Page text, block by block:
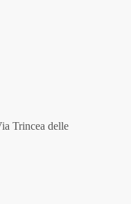
Trincea delle